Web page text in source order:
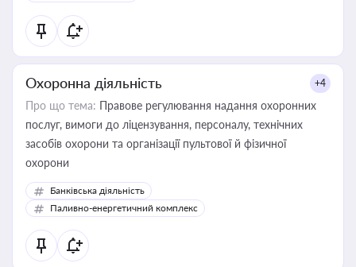
Охоронна діяльність +4
Про що тема: Правове регулювання надання охоронних
послуг, вимоги до ліцензування, персоналу, технічних
засобів охорони та організації пультової й фізичної
охорони
Банківська діяльність
Паливно-енергетичний комплекс